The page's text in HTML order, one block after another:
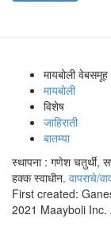
मायबोली वेबसमूह
मायबोली
विशेष
जाहिराती
बातम्या
स्थापना : गणेश चतुर्थी,
हक्क स्वाधीन. वापराचे/
First created:
2021 Maayboli